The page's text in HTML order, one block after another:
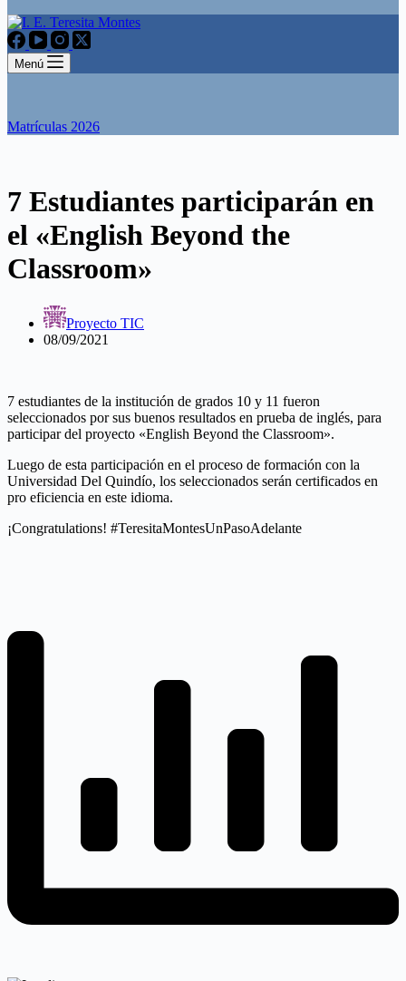
Menú
Matrículas 2026
7 Estudiantes participarán en
el «English Beyond the
Classroom»
Proyecto TIC
08/09/2021
7 estudiantes de la institución de grados 10 y 11 fueron
seleccionados por sus buenos resultados en prueba de inglés, para
participar del proyecto «English Beyond the Classroom».
Luego de esta participación en el proceso de formación con la
Universidad Del Quindío, los seleccionados serán certificados en
pro eficiencia en este idioma.
¡Congratulations! #TeresitaMontesUnPasoAdelante